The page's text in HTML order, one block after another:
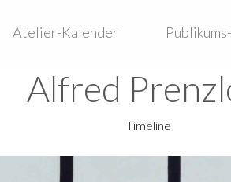
Atelier-Kalender
Alfred
Timeline